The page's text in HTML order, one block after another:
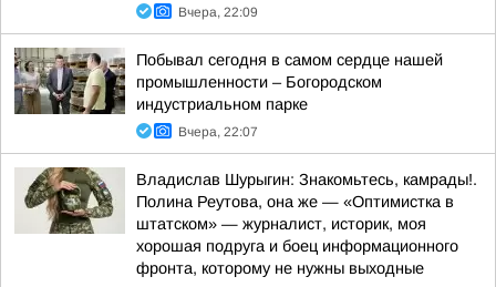
Вчера, 22:09
Побывал сегодня в самом сердце нашей
промышленности – Богородском
индустриальном парке
Вчера, 22:07
Владислав Шурыгин: Знакомьтесь, камрады!.
Полина Реутова, она же — «Оптимистка в
штатском» — журналист, историк, моя
хорошая подруга и боец информационного
фронта, которому не нужны выходные